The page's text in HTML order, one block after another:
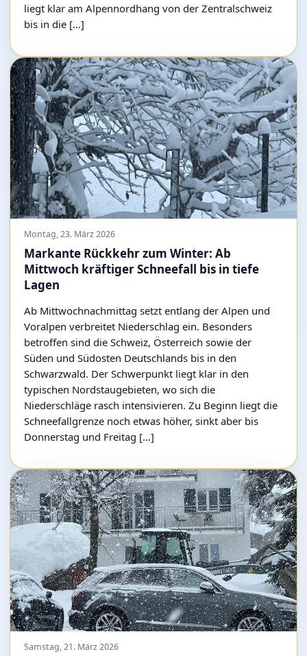
liegt klar am Alpennordhang von der Zentralschweiz
bis in die […]
Montag, 23. März 2026
Markante Rückkehr zum Winter: Ab
Mittwoch kräftiger Schneefall bis in tiefe
Lagen
Ab Mittwochnachmittag setzt entlang der Alpen und
Voralpen verbreitet Niederschlag ein. Besonders
betroffen sind die Schweiz, Österreich sowie der
Süden und Südosten Deutschlands bis in den
Schwarzwald. Der Schwerpunkt liegt klar in den
typischen Nordstaugebieten, wo sich die
Niederschläge rasch intensivieren. Zu Beginn liegt die
Schneefallgrenze noch etwas höher, sinkt aber bis
Donnerstag und Freitag […]
Samstag, 21. März 2026